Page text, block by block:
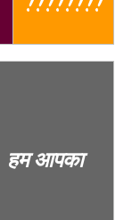
!!!!!!!!
हम आपका